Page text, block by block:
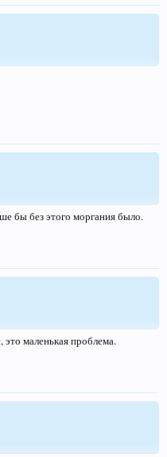
бы без этого моргания было.
маленькая проблема.